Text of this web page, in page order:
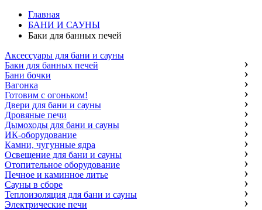
Главная
БАНИ И САУНЫ
Баки для банных печей
Аксессуары для бани и сауны
Баки для банных печей
Бани бочки
Вагонка
Готовим с огоньком!
Двери для бани и сауны
Дровяные печи
Дымоходы для бани и сауны
ИК-оборудование
Камни, чугунные ядра
Освещение для бани и сауны
Отопительное оборудование
Печное и каминное литье
Сауны в сборе
Теплоизоляция для бани и сауны
Электрические печи